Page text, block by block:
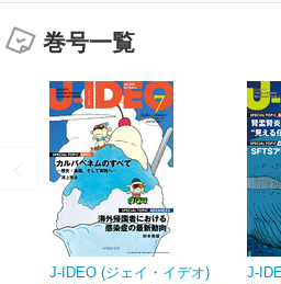
巻号一覧
J-IDEO (ジェイ・イデオ)
J-